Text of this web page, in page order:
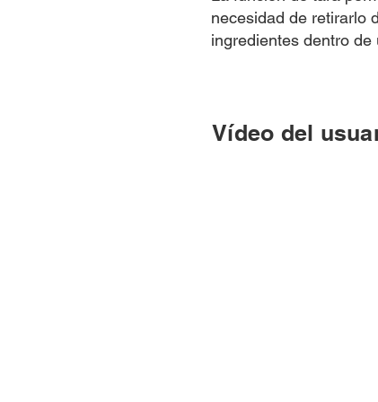
necesidad de retirarlo
ingredientes dentro de
Vídeo del